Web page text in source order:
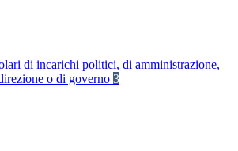
di incarichi politici, di amministrazione,
o di governo 3